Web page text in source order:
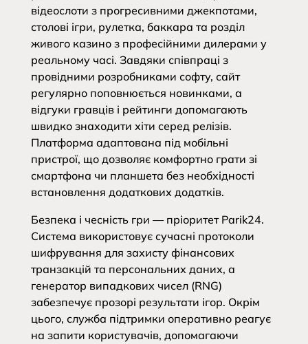
відеослоти з прогресивними джекпотами,
столові ігри, рулетка, баккара та розділ
живого казино з професійними дилерами у
реальному часі. Завдяки співпраці з
провідними розробниками софту, сайт
регулярно поповнюється новинками, а
відгуки гравців і рейтинги допомагають
швидко знаходити хіти серед релізів.
Платформа адаптована під мобільні
пристрої, що дозволяє комфортно грати зі
смартфона чи планшета без необхідності
встановлення додаткових додатків.
Безпека і чесність гри — пріоритет Parik24.
Система використовує сучасні протоколи
шифрування для захисту фінансових
транзакцій та персональних даних, а
генератор випадкових чисел (RNG)
забезпечує прозорі результати ігор. Окрім
цього, служба підтримки оперативно реагує
на запити користувачів, допомагаючи